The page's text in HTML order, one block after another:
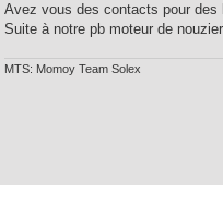
Avez vous des contacts pour des
Suite à notre pb moteur de
MTS: Momoy Team Solex